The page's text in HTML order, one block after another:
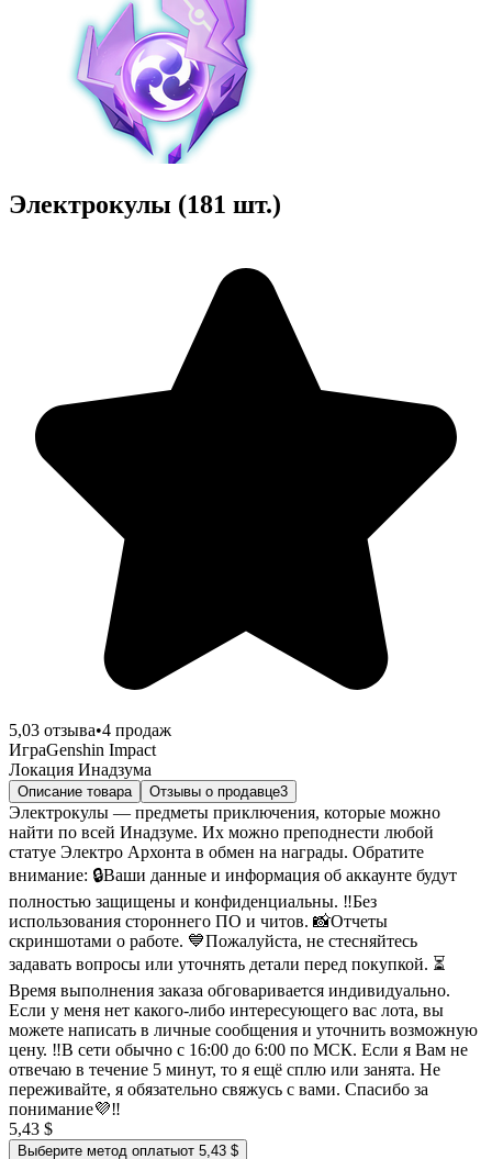
Электрокулы (181 шт.)
5,03 отзыва•4 продаж
ИграGenshin Impact
Локация Инадзума
Описание товара Отзывы о продавце3
Электрокулы — предметы приключения, которые можно
найти по всей Инадзуме. Их можно преподнести любой
статуе Электро Архонта в обмен на награды. Обратите
внимание: 🔒Ваши данные и информация об аккаунте будут
полностью защищены и конфиденциальны. ‼️Без
использования стороннего ПО и читов. 📸Отчеты
скриншотами о работе. 💙Пожалуйста, не стесняйтесь
задавать вопросы или уточнять детали перед покупкой. ⏳
Время выполнения заказа обговаривается индивидуально.
Если у меня нет какого-либо интересующего вас лота, вы
можете написать в личные сообщения и уточнить возможную
цену. ‼️В сети обычно с 16:00 до 6:00 по МСК. Если я Вам не
отвечаю в течение 5 минут, то я ещё сплю или занята. Не
переживайте, я обязательно свяжусь с вами. Спасибо за
понимание💜‼️
5,43 $
Выберите метод оплатыот 5,43 $